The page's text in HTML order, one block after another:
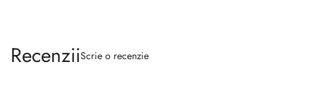
RecenziiScrie o recenzie